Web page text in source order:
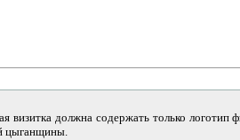
должна содержать только логотип
цыганщины.